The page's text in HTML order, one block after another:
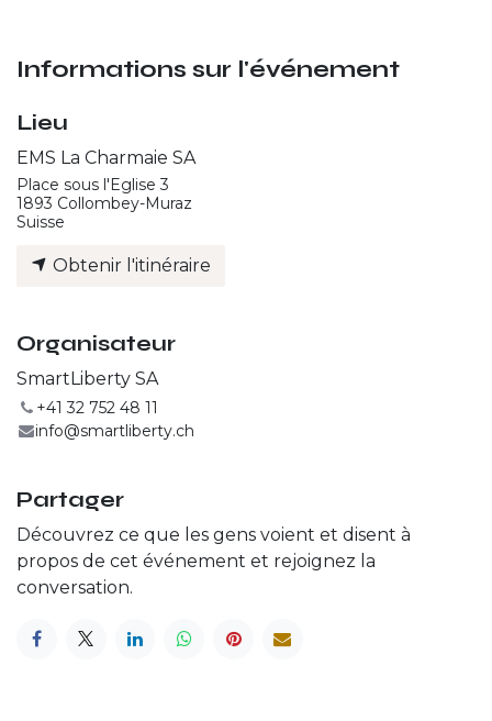
Informations sur l'événement
Lieu
EMS La Charmaie SA
Place sous l'Eglise 3
1893 Collombey-Muraz
Suisse
Obtenir l'itinéraire
Organisateur
SmartLiberty SA
+41 32 752 48 11
info@smartliberty.ch
Partager
Découvrez ce que les gens voient et disent à
propos de cet événement et rejoignez la
conversation.